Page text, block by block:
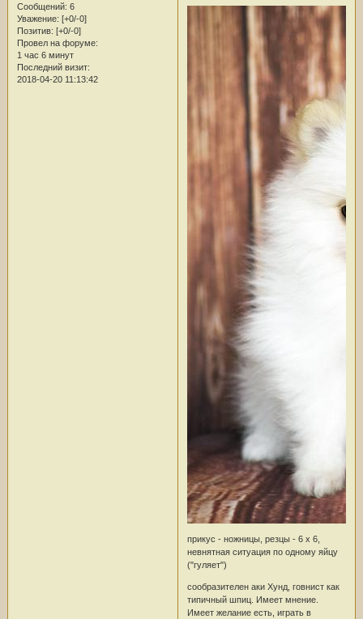
Сообщений: 6
Уважение: [+0/-0]
Позитив: [+0/-0]
Провел на форуме:
1 час 6 минут
Последний визит:
2018-04-20 11:13:42
прикус - ножницы, резцы - 6 х 6,
невнятная ситуация по одному яйцу
("гуляет")
сообразителен аки Хунд, говнист как
типичный шпиц. Имеет мнение.
Имеет желание есть, играть в